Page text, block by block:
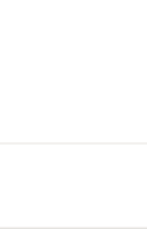
tot vrijdag)
langer